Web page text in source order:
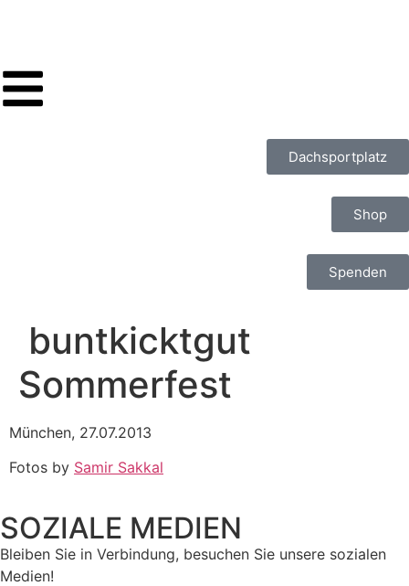
Dachsportplatz
Shop
Spenden
buntkicktgut
Sommerfest
München, 27.07.2013
Fotos by Samir Sakkal
SOZIALE MEDIEN
Bleiben Sie in Verbindung, besuchen Sie unsere sozialen
Medien!